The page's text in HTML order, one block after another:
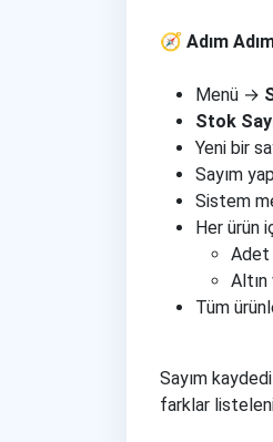
🧭 Adım
Menü →
Stok
Yeni bir
Sayım
Sistem
Her ürün
Adet
Tüm
Sayım
farklar